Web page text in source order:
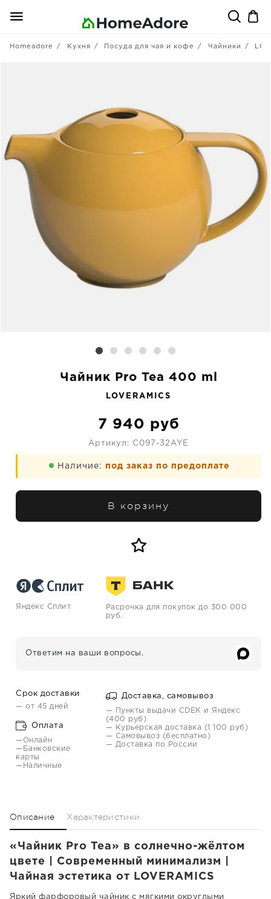
Homeadore Кухня Посуда для чая и кофе Чайники
Чайник Pro Tea 400 ml
LOVERAMICS
7 940 руб
Артикул: C097-32AYE
Наличие: под заказ по предоплате
В корзину
Яндекс Сплит
Расрочка для покупок до 300 000
руб.
Ответим на ваши вопросы.
Срок доставки
— от 45 дней
Оплата
—Онлайн
—Банковские
карты
—Наличные
Доставка, самовывоз
— Пункты выдачи CDEK и Яндекс
(400 руб)
— Курьерская доставка (1 100 руб)
— Самовывоз (бесплатно)
— Доставка по России
Описание Характеристики
«Чайник Pro Tea» в солнечно-жёлтом
цвете | Современный минимализм |
Чайная эстетика от LOVERAMICS
Яркий фарфоровый чайник с мягкими округлыми